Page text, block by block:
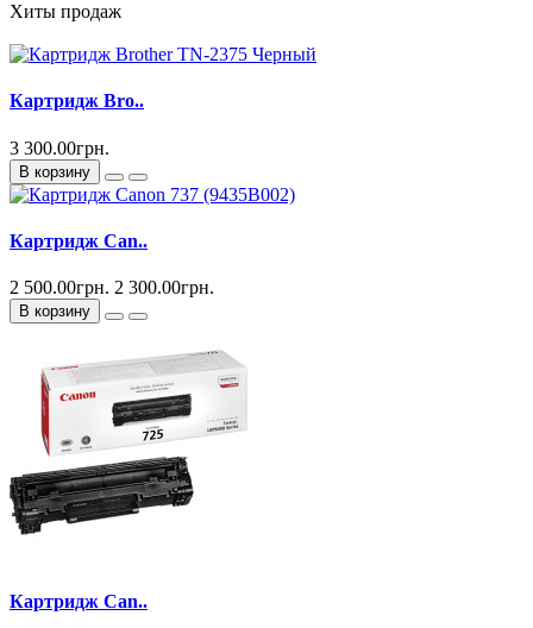
Хиты продаж
Картридж Bro..
3 300.00грн.
В корзину
Картридж Can..
2 500.00грн. 2 300.00грн.
В корзину
Картридж Can..